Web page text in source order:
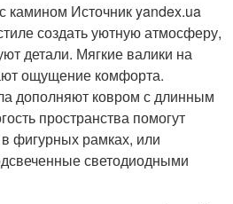
камином Источник yandex.ua
создать уютную атмосферу,
детали. Мягкие валики на
ощущение комфорта.
дополняют ковром с длинным
пространства помогут
фигурных рамках, или
светодиодными